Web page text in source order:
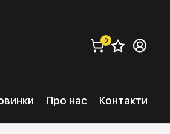
замовити (
0
Про нас Контакти